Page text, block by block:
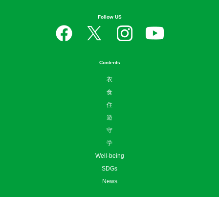
Follow US
Contents
衣
食
住
遊
守
学
Well-being
SDGs
News